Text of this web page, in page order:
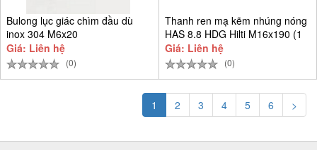
Bulong lục giác chìm đầu dù
inox 304 M6x20
Giá: Liên hệ
(0)
Thanh ren mạ kẽm nhúng nóng
HAS 8.8 HDG Hilti M16x190 (1
Giá: Liên hệ
(0)
1 2 3 4 5 6 >